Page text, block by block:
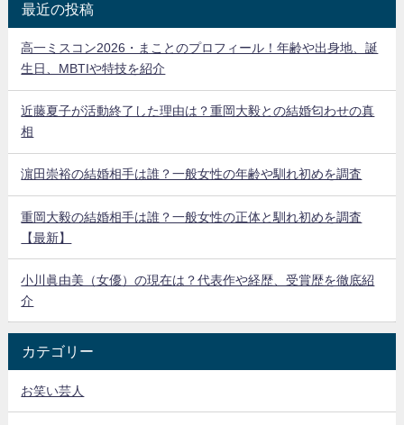
最近の投稿
高一ミスコン2026・まことのプロフィール！年齢や出身地、誕
生日、MBTIや特技を紹介
近藤夏子が活動終了した理由は？重岡大毅との結婚匂わせの真
相
濵田崇裕の結婚相手は誰？一般女性の年齢や馴れ初めを調査
重岡大毅の結婚相手は誰？一般女性の正体と馴れ初めを調査
【最新】
小川眞由美（女優）の現在は？代表作や経歴、受賞歴を徹底紹
介
カテゴリー
お笑い芸人